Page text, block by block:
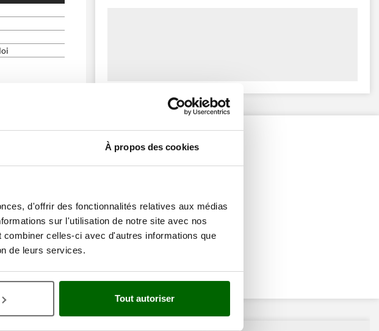
À propos des cookies
d'offrir des fonctionnalités relatives aux médias
sur l'utilisation de notre site avec nos
celles-ci avec d'autres informations que
de leurs services.
Tout autoriser
ces articles: